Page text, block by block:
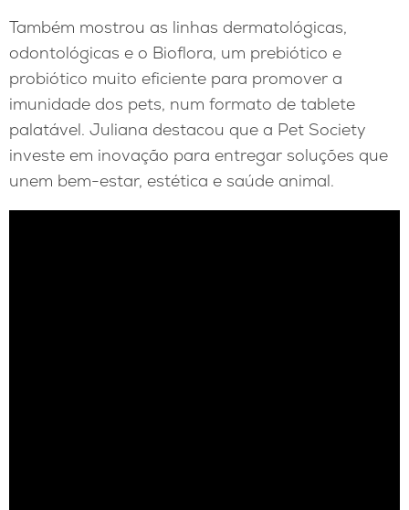
Também mostrou as linhas dermatológicas,
odontológicas e o Bioflora, um prebiótico e
probiótico muito eficiente para promover a
imunidade dos pets, num formato de tablete
palatável. Juliana destacou que a Pet Society
investe em inovação para entregar soluções que
unem bem-estar, estética e saúde animal.